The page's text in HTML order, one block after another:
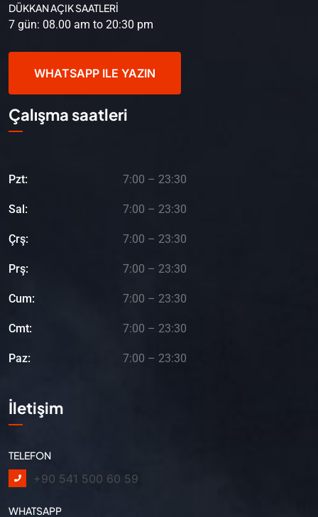
DÜKKAN AÇIK SAATLERİ
7 gün: 08.00 am to 20:30 pm
WHATSAPP ILE YAZIN
Çalışma saatleri
Pzt: 7:00 – 23:30
Sal: 7:00 – 23:30
Çrş: 7:00 – 23:30
Prş: 7:00 – 23:30
Cum: 7:00 – 23:30
Cmt: 7:00 – 23:30
Paz: 7:00 – 23:30
İletişim
TELEFON
+90 541 500 60 59
WHATSAPP